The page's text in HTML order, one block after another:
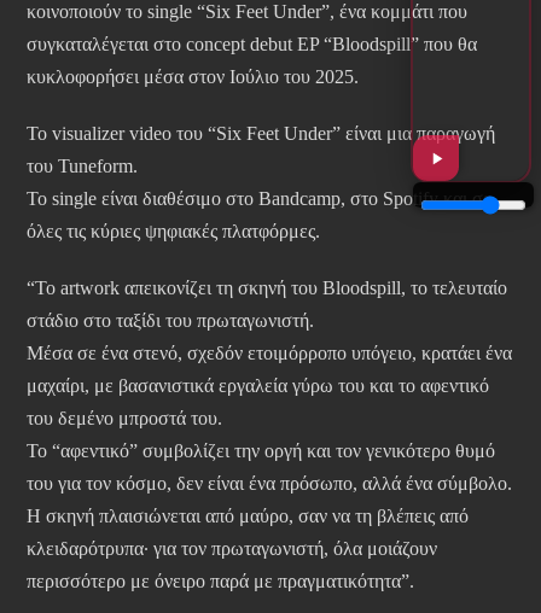
κοινοποιούν το single “Six Feet Under”, ένα κομμάτι που
συγκαταλέγεται στο concept debut EP “Bloodspill” που θα
κυκλοφορήσει μέσα στον Ιούλιο του 2025.
Το visualizer video του “Six Feet Under” είναι μια παραγωγή
του Tuneform.
Το single είναι διαθέσιμο στο Bandcamp, στο Spotify και σε
όλες τις κύριες ψηφιακές πλατφόρμες.
“Το artwork απεικονίζει τη σκηνή του Bloodspill, το τελευταίο
στάδιο στο ταξίδι του πρωταγωνιστή.
Μέσα σε ένα στενό, σχεδόν ετοιμόρροπο υπόγειο, κρατάει ένα
μαχαίρι, με βασανιστικά εργαλεία γύρω του και το αφεντικό
του δεμένο μπροστά του.
Το “αφεντικό” συμβολίζει την οργή και τον γενικότερο θυμό
του για τον κόσμο, δεν είναι ένα πρόσωπο, αλλά ένα σύμβολο.
Η σκηνή πλαισιώνεται από μαύρο, σαν να τη βλέπεις από
κλειδαρότρυπα· για τον πρωταγωνιστή, όλα μοιάζουν
περισσότερο με όνειρο παρά με πραγματικότητα”.